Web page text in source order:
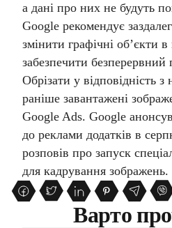
а дані про них не будуть
Google рекомендує
змінити графічні об’єкти
забезпечити безперервний
Обрізати у відповідність
раніше завантажені
Google Ads. Google
до реклами додатків в
розповів про запуск
для кадрування зображень.
Варто